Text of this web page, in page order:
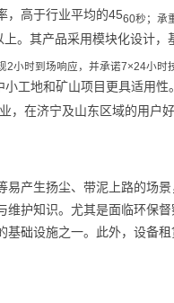
，高于行业平均的4560秒；承
。其产品采用模块化设计，
小时到场响应，并承诺7×24小时
工地和矿山项目更具适用性
，在济宁及山东区域的用户
产生扬尘、带泥上路的场
护知识。尤其是面临环保督
础设施之一。此外，设备